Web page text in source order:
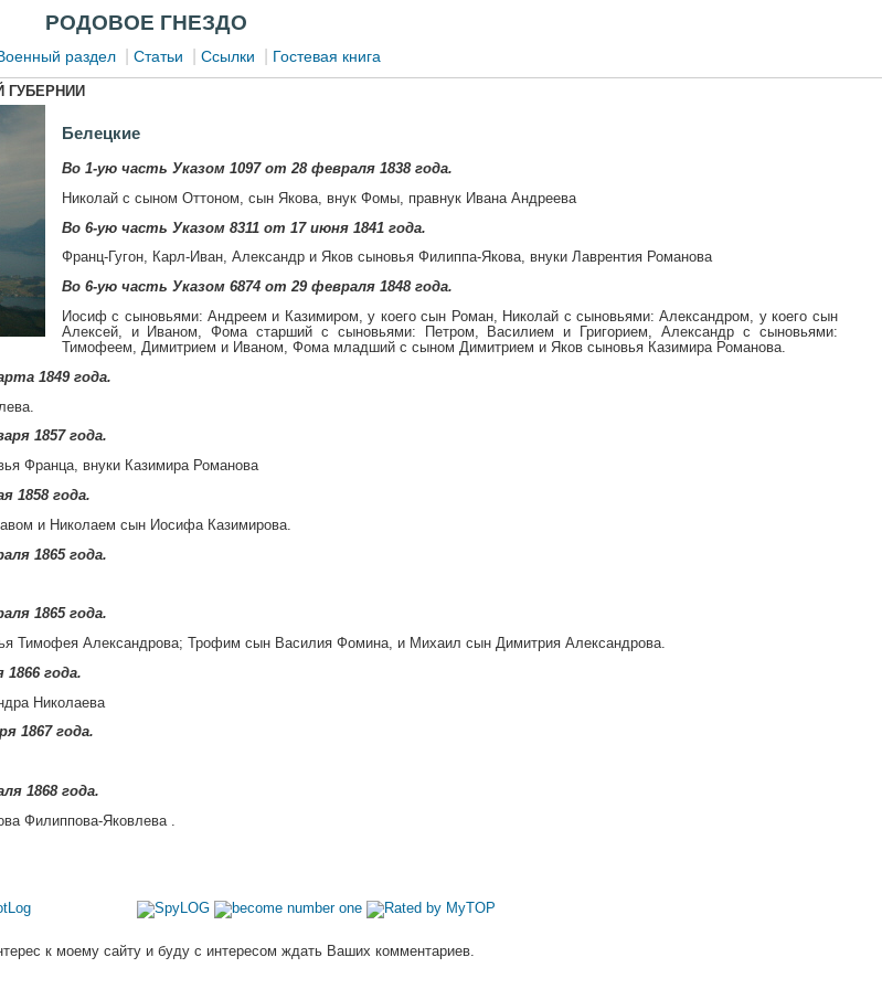
РОДОВОЕ ГНЕЗДО
раздел Статьи Ссылки Гостевая книга
ГУБЕРНИИ
Белецкие
Во 1-ую часть Указом 1097 от 28 февраля 1838 года.
Николай с сыном Оттоном, сын Якова, внук Фомы, правнук Ивана Андреева
Во 6-ую часть Указом 8311 от 17 июня 1841 года.
Франц-Гугон, Карл-Иван, Александр и Яков сыновья Филиппа-Якова, внуки Лаврентия Романова
Во 6-ую часть Указом 6874 от 29 февраля 1848 года.
Иосиф с сыновьями: Андреем и Казимиром, у коего сын Роман, Николай с сыновьями: Александром, у коего сын
Алексей, и Иваном, Фома старший с сыновьями: Петром, Василием и Григорием, Александр с сыновьями:
Тимофеем, Димитрием и Иваном, Фома младший с сыном Димитрием и Яков сыновья Казимира Романова.
1849 года.
1857 года.
Франца, внуки Казимира Романова
1858 года.
и Николаем сын Иосифа Казимирова.
1865 года.
1865 года.
Тимофея Александрова; Трофим сын Василия Фомина, и Михаил сын Димитрия Александрова.
года.
Николаева
1867 года.
1868 года.
Филиппова-Яковлева .
к моему сайту и буду с интересом ждать Ваших комментариев.